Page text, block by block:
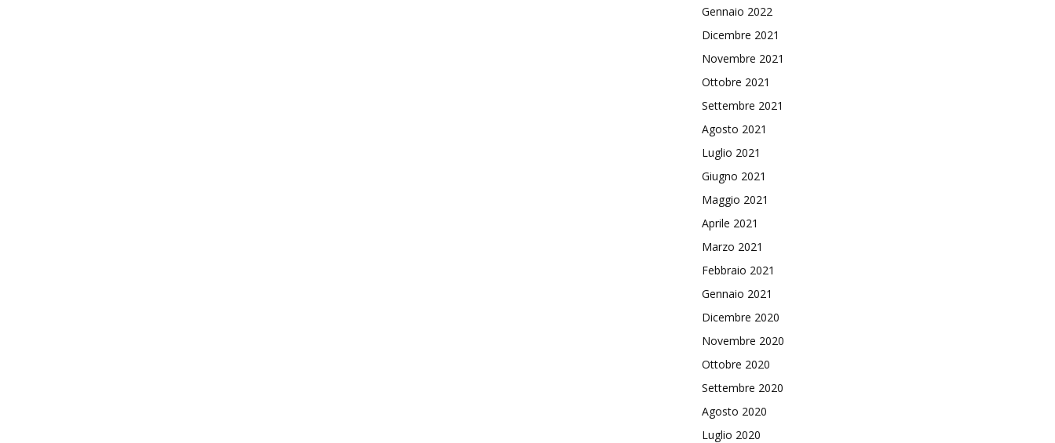
Gennaio 2022
Dicembre 2021
Novembre 2021
Ottobre 2021
Settembre 2021
Agosto 2021
Luglio 2021
Giugno 2021
Maggio 2021
Aprile 2021
Marzo 2021
Febbraio 2021
Gennaio 2021
Dicembre 2020
Novembre 2020
Ottobre 2020
Settembre 2020
Agosto 2020
Luglio 2020